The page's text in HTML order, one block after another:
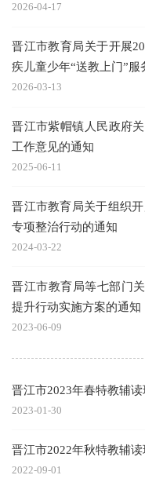
2026-04-17
晋江市教育局关于开展
疾儿童少年“送教上门”服
2026-03-13
晋江市紫帽镇人民政府
工作意见的通知
2025-06-11
晋江市教育局关于组织
专项整治行动的通知
2024-03-22
晋江市教育局等七部门
提升行动实施方案的通知
2023-06-09
晋江市2023年春特教辅
2023-01-30
晋江市2022年秋特教辅
2022-09-01